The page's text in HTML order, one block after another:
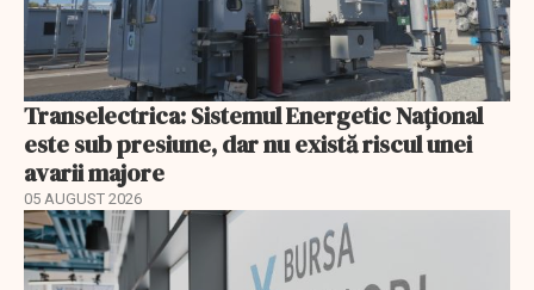
Transelectrica: Sistemul Energetic Național
este sub presiune, dar nu există riscul unei
avarii majore
05 AUGUST 2026